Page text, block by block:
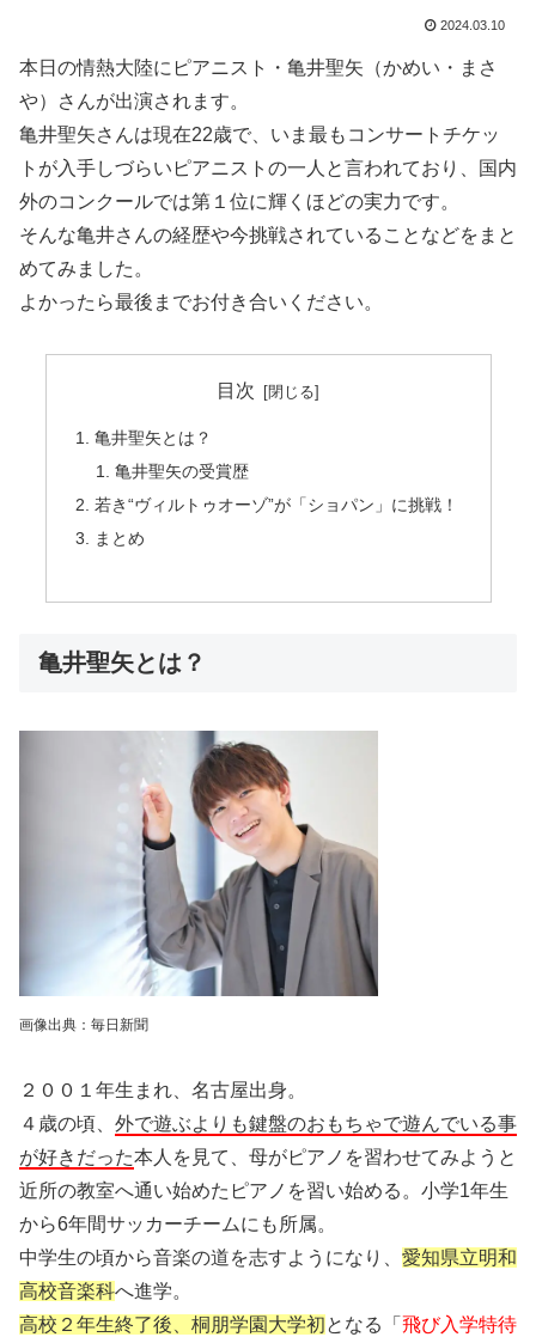
2024.03.10
本日の情熱大陸にピアニスト・亀井聖矢（かめい・まさ
や）さんが出演されます。
亀井聖矢さんは現在22歳で、いま最もコンサートチケッ
トが入手しづらいピアニストの一人と言われており、国内
外のコンクールでは第１位に輝くほどの実力です。
そんな亀井さんの経歴や今挑戦されていることなどをまと
めてみました。
よかったら最後までお付き合いください。
目次
亀井聖矢とは？
亀井聖矢の受賞歴
若き“ヴィルトゥオーゾ”が「ショパン」に挑戦！
まとめ
亀井聖矢とは？
画像出典：毎日新聞
２００１年生まれ、名古屋出身。
４歳の頃、 外で遊ぶよりも鍵盤のおもちゃで遊んでいる事
が好きだった本人を見て、母がピアノを習わせてみようと
近所の教室へ通い始めたピアノを習い始める。小学1年生
から6年間サッカーチームにも所属。
中学生の頃から音楽の道を志すようになり、 愛知県立明和
高校音楽科へ進学。
高校２年生終了後、桐朋学園大学初となる「 飛び入学特待